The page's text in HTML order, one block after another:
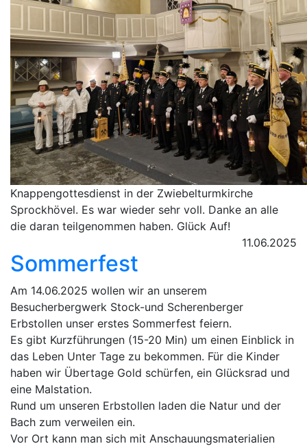
Knappengottesdienst in der Zwiebelturmkirche
Sprockhövel. Es war wieder sehr voll. Danke an alle
die daran teilgenommen haben. Glück Auf!
11.06.2025
Sommerfest
Am 14.06.2025 wollen wir an unserem
Besucherbergwerk Stock-und Scherenberger
Erbstollen unser erstes Sommerfest feiern.
Es gibt Kurzführungen (15-20 Min) um einen Einblick in
das Leben Unter Tage zu bekommen. Für die Kinder
haben wir Übertage Gold schürfen, ein Glücksrad und
eine Malstation.
Rund um unseren Erbstollen laden die Natur und der
Bach zum verweilen ein.
Vor Ort kann man sich mit Anschauungsmaterialien